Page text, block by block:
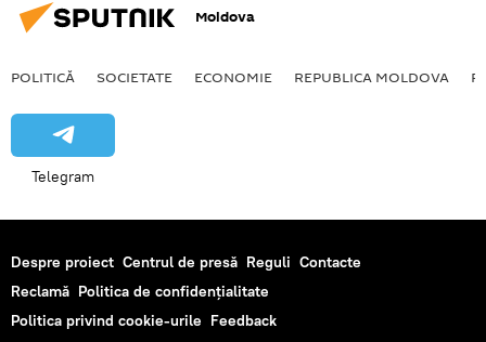
Moldova
POLITICĂ SOCIETATE ECONOMIE REPUBLICA MOLDOVA
Telegram
Despre proiect Centrul de presă Reguli Contacte
Reclamă Politica de confidențialitate
Politica privind cookie-urile Feedback